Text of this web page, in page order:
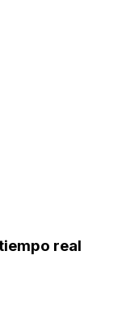
real